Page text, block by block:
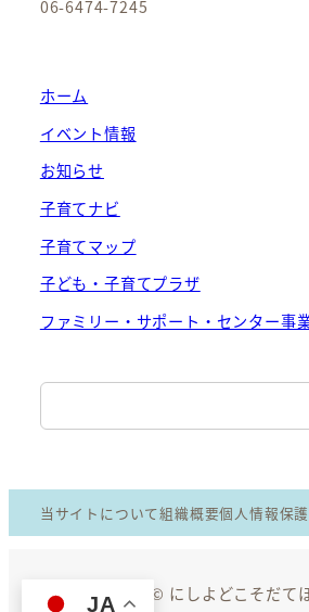
06-6474-7245
ホーム
イベント情報
お知らせ
子育てナビ
子育てマップ
子ども・子育てプラザ
ファミリー・サポート・センター事
検
索
当サイトについて組織概要個人情報保
Copyright © にしよどこそだて
JA